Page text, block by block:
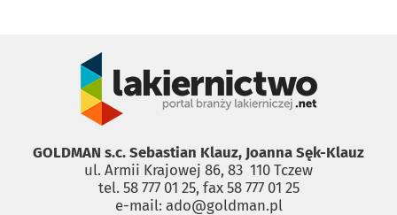
GOLDMAN s.c. Sebastian Klauz, Joanna Sęk-Klauz
ul. Armii Krajowej 86, 83 ­ 110 Tczew
tel. 58 777 01 25, fax 58 777 01 25
e-mail: ado@goldman.pl